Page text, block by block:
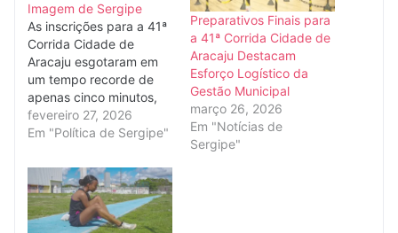
Imagem de Sergipe
As inscrições para a 41ª
Corrida Cidade de
Aracaju esgotaram em
um tempo recorde de
apenas cinco minutos,
um feito que transcende
o âmbito esportivo e se
marcante termômetro da
eficiência da gestão
municipal e da
crescente projeção de
fevereiro 27, 2026
Em "Política de Sergipe"
Preparativos Finais para
a 41ª Corrida Cidade de
Aracaju Destacam
Esforço Logístico da
Gestão Municipal
março 26, 2026
Em "Notícias de
Sergipe"